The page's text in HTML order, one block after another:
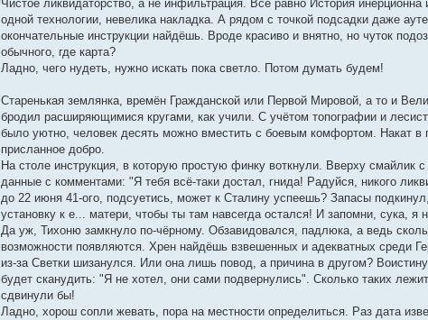
Чистое ликвидаторство, а не инфильтрация. Всё равно История
одной технологии, невелика накладка. А рядом с точкой подсадки даже
окончательные инструкции найдёшь. Вроде красиво и внятно, но чуток
обычного, где карта?
Ладно, чего нудеть, нужно искать пока светло. Потом думать будем!
Старенькая землянка, времён Гражданской или Первой Мировой, а то и
бродил расширяющимися кругами, как учили. С учётом топографии и
было уютно, человек десять можно вместить с боевым комфортом. Накат
присланное добро.
На столе инструкция, в которую простую финку воткнули. Вверху
данные с комментами: "Я тебя всё-таки достал, гнида! Радуйся, никого
до 22 июня 41-ого, подсуетись, может к Сталину успеешь? Запасы
установку к е... матери, чтобы ты там навсегда остался! И запомни,
Да уж, Тихоню замкнуло по-чёрному. Обзавидовался, падлюка, а ведь
возможности появляются. Хрен найдёшь взвешенных и адекватных среди
из-за Светки шизанулся. Или она лишь повод, а причина в другом?
будет сканудить: "Я не хотел, они сами подвернулись". Сколько таких
сдвинули бы!
Ладно, хорош сопли жевать, пора на местности определиться. Раз дата